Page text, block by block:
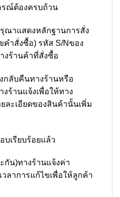
รณ์ต้องครบถ้วน
าแสดงหลักฐานการสั่ง
คำสั่งซื้อ) รหัส S/Nของ
งร้านค้าที่สั่งซื้อ
ลับคืนทางร้านหรือ
ร้านแจ้งเพื่อให้ทาง
ละเอียดของสินค้านั้นเพิ่ม
บเรียบร้อยแล้ว
กัน)ทางร้านแจ้งค่า
วลาการแก้ไขเพื่อให้ลูกค้า